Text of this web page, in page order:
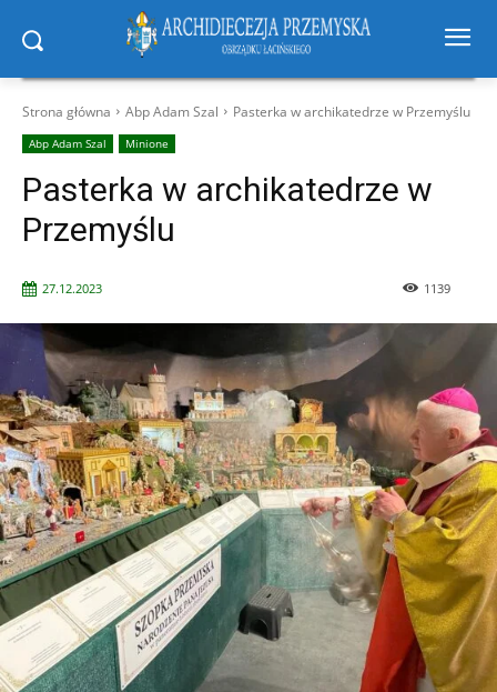
Strona główna Abp Adam Szal Pasterka w archikatedrze w Przemyślu
Abp Adam Szal Minione
Pasterka w archikatedrze w
Przemyślu
27.12.2023 1139